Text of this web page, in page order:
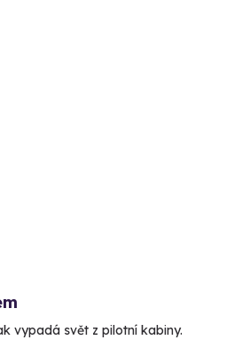
vypadá svět z pilotní kabiny.